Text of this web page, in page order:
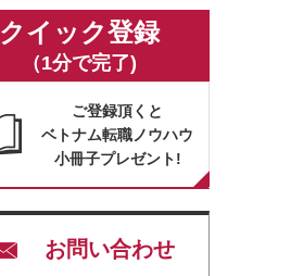
クイック登録
（1分で完了)
ご登録頂くと
ベトナム転職ノウハウ
小冊子プレゼント!
お問い合わせ